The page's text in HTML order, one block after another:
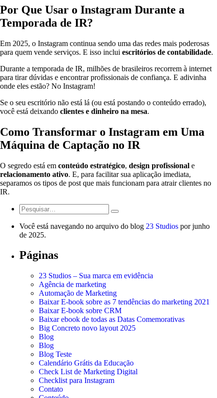
Por Que Usar o Instagram Durante a
Temporada de IR?
Em 2025, o Instagram continua sendo uma das redes mais poderosas
para quem vende serviços. E isso inclui escritórios de contabilidade.
Durante a temporada de IR, milhões de brasileiros recorrem à internet
para tirar dúvidas e encontrar profissionais de confiança. E adivinha
onde eles estão? No Instagram!
Se o seu escritório não está lá (ou está postando o conteúdo errado),
você está deixando clientes e dinheiro na mesa.
Como Transformar o Instagram em Uma
Máquina de Captação no IR
O segredo está em conteúdo estratégico, design profissional e
relacionamento ativo. E, para facilitar sua aplicação imediata,
separamos os tipos de post que mais funcionam para atrair clientes no
IR.
Você está navegando no arquivo do blog 23 Studios por junho
de 2025.
Páginas
23 Studios – Sua marca em evidência
Agência de marketing
Automação de Marketing
Baixar E-book sobre as 7 tendências do marketing 2021
Baixar E-book sobre CRM
Baixar ebook de todas as Datas Comemorativas
Big Concreto novo layout 2025
Blog
Blog
Blog Teste
Calendário Grátis da Educação
Check List de Marketing Digital
Checklist para Instagram
Contato